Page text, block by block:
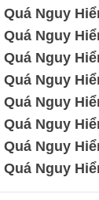
Quá Nguy
Quá Nguy
Quá Nguy
Quá Nguy
Quá Nguy
Quá Nguy
Quá Nguy
Nguy